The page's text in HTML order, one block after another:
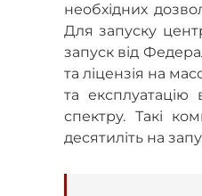
необхідних
Для запуску
запуск від
та ліцензія на
та експлуатацію
спектру. Такі
десятиліть на